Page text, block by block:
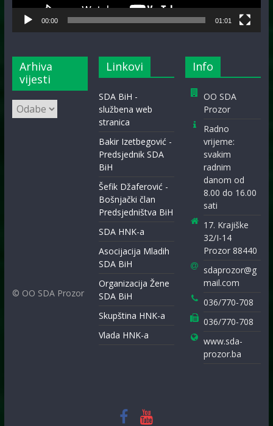
00:00 01:01
Arhiva
vijesti
Arhiva
vijesti
© OO SDA Prozor
Linkovi
SDA BiH -
službena web
stranica
Bakir Izetbegović -
Predsjednik SDA
BiH
Šefik Džaferović -
Bošnjački član
Predsjedništva BiH
SDA HNK-a
Asocijacija Mladih
SDA BiH
Organizacija Žene
SDA BiH
Skupština HNK-a
Vlada HNK-a
Info
OO SDA
Prozor
Radno
vrijeme:
svakim
radnim
danom od
8.00 do 16.00
sati
17. Krajiške
32/I-14
Prozor 88440
sdaprozor@g
mail.com
036/770-708
036/770-708
www.sda-
prozor.ba